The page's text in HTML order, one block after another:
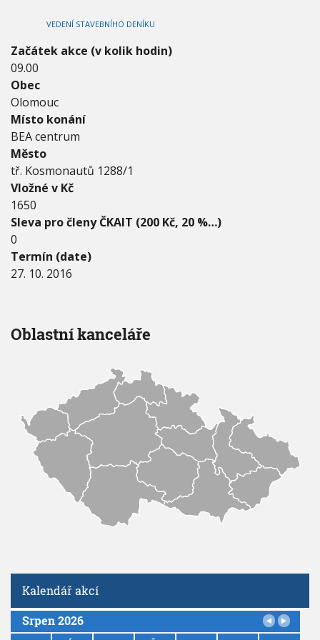
E
6
-
2
7
.
1
0
.
2
0
1
6
VEDENÍ STAVEBNÍHO DENÍKU
Začátek akce (v kolik hodin)
09.00
Obec
Olomouc
Místo konání
BEA centrum
Město
tř. Kosmonautů 1288/1
Vložné v Kč
1650
Sleva pro členy ČKAIT (200 Kč, 20 %…)
0
Termín (date)
27. 10. 2016
Oblastní kanceláře
Kalendář akcí
P
Srpen 2026